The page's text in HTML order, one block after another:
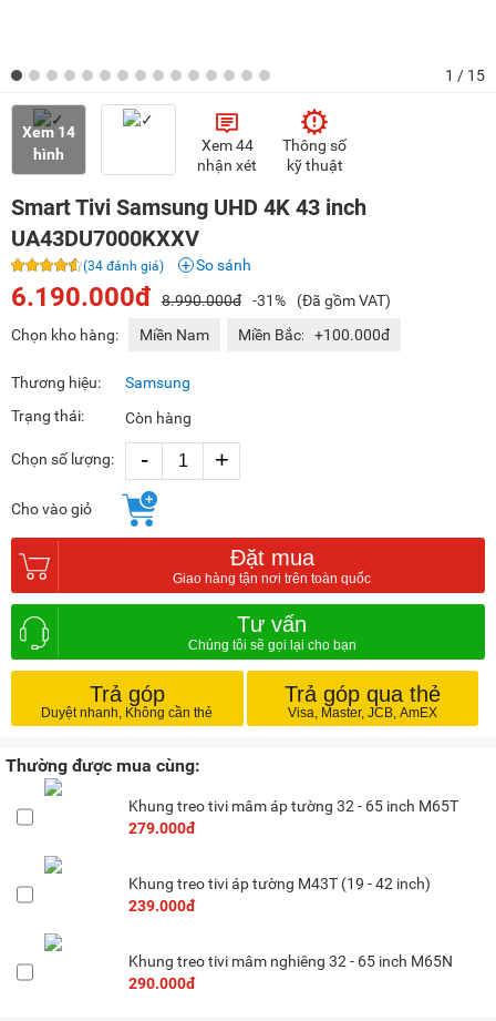
1 / 15
Xem 14
hình
Xem 44
nhận xét
Thông số
kỹ thuật
Smart Tivi Samsung UHD 4K 43 inch
UA43DU7000KXXV
(34 đánh giá) So sánh
6.190.000đ 8.990.000đ -31%
(Đã gồm VAT)
Chọn kho hàng:
Miền Nam Miền Bắc: +100.000đ
Thương hiệu:
Samsung
Trạng thái:
Còn hàng
Chọn số lượng: - +
Cho vào giỏ
Đặt mua
Tư vấn
Trả góp Trả góp qua thẻ
Thường được mua cùng:
Khung treo tivi mâm áp tường 32 - 65 inch M65T
279.000đ
Khung treo tivi áp tường M43T (19 - 42 inch)
239.000đ
Khung treo tivi mâm nghiêng 32 - 65 inch M65N
290.000đ